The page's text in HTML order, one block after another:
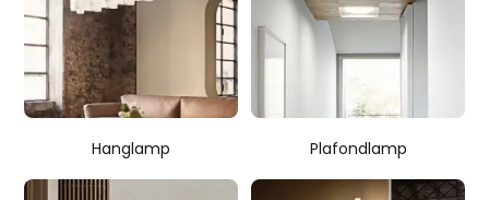
Hanglamp Plafondlamp